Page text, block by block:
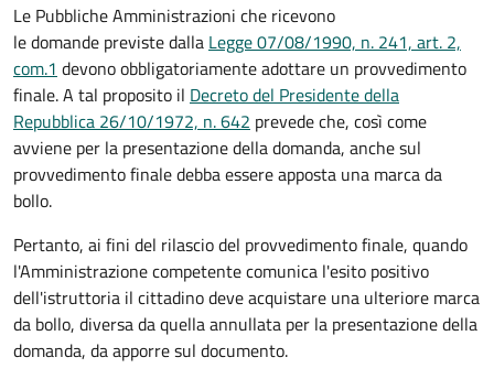
Le Pubbliche Amministrazioni che ricevono
le domande previste dalla Legge 07/08/1990, n. 241, art. 2,
com.1 devono obbligatoriamente adottare un provvedimento
finale. A tal proposito il Decreto del Presidente della
Repubblica 26/10/1972, n. 642 prevede che, così come
avviene per la presentazione della domanda, anche sul
provvedimento finale debba essere apposta una marca da
bollo.
Pertanto, ai fini del rilascio del provvedimento finale, quando
l'Amministrazione competente comunica l'esito positivo
dell'istruttoria il cittadino deve acquistare una ulteriore marca
da bollo, diversa da quella annullata per la presentazione della
domanda, da apporre sul documento.